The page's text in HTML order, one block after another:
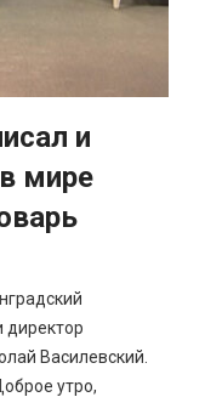
и
мире
директор
Василевский.
утро,